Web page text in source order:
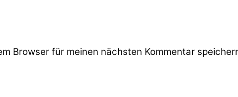
Browser für meinen nächsten Kommentar